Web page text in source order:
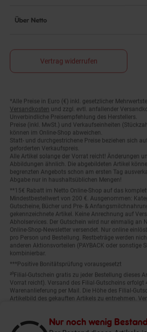
Nur noch wenig
Über Netto
Vertrag widerrufen
Fußnoten
*Alle Preise in Euro (€) inkl. gesetzlicher
Versandkosten
und zzgl. evtl. anfallender
Unverbindliche Preisempfehlung des Herstellers.
Preise (inkl. MwSt.) und Verkaufseinheiten
können im Online-Shop abweichen.
Statt- und durchgestrichene Preise beziehen sich
geforderten Verkaufspreis.
Alle Artikel solange der Vorrat reicht! Änderungen
Abbildungen ähnlich. Die abgebildeten Artikel
begrenzten Angebots schon am ersten Tag
Abgabe nur in haushaltsüblichen Mengen!
**15€ Rabatt im Netto Online-Shop auf das
Mindestbestellwert von 200 €. Ausgenommen:
Gutscheine, Bücher und Pre- &
gekennzeichnete Artikel. Keine Anrechnung auf
Abholservices. Der Gutschein wird nur einmalig an
Online-Shop-Newsletter versendet. Nur online
pro Person und Bestellung. Restbeträge werden
anderen Aktionsvorteilen (PAYBACK oder sonstige
kombinierbar.
***Positive Bonitätsprüfung vorausgesetzt
²⁰Filial-Gutschein gratis zu jeder Bestellung dieses
Vorrat reicht). Versand des Filial-Gutscheins erfolgt
Warenanlieferung per Mail. Die Höhe des Filial-
Artikelbild des gekauften Artikels zu entnehmen.
Art nicht gestattet. Der Filial-Gutschein ist ohne
einlösbar. Nicht mit anderen Aktionsvorteilen
Shop-Aktionen) kombinierbar. Der jeweilige
Gutscheins ist darauf vermerkt.